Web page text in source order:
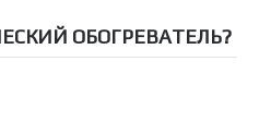
ОБОГРЕВАТЕЛЬ?